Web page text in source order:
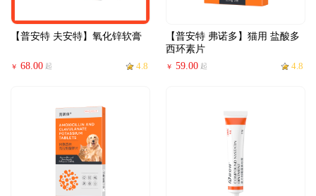
【普安特 夫安特】氧化锌软膏
￥ 68.00 起 4.8
【普安特 弗诺多】猫用 盐酸多
西环素片
￥ 59.00 起 4.8